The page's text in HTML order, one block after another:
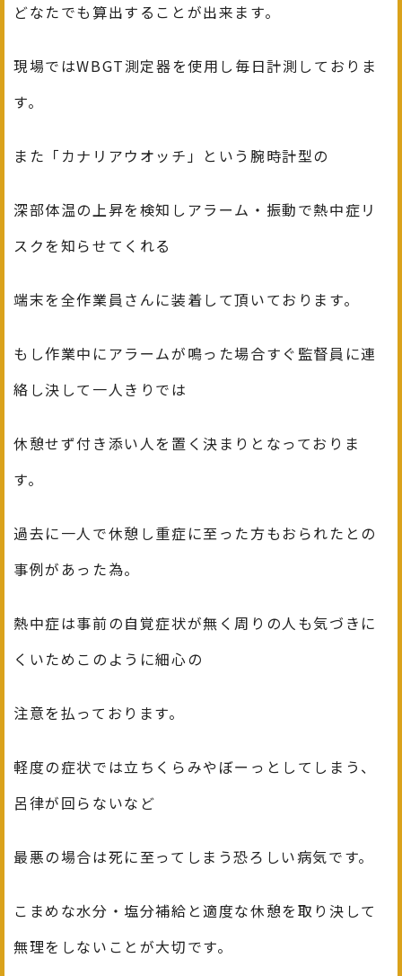
どなたでも算出することが出来ます。
現場ではWBGT測定器を使用し毎日計測しておりま
す。
また「カナリアウオッチ」という腕時計型の
深部体温の上昇を検知しアラーム・振動で熱中症リ
スクを知らせてくれる
端末を全作業員さんに装着して頂いております。
もし作業中にアラームが鳴った場合すぐ監督員に連
絡し決して一人きりでは
休憩せず付き添い人を置く決まりとなっておりま
す。
過去に一人で休憩し重症に至った方もおられたとの
事例があった為。
熱中症は事前の自覚症状が無く周りの人も気づきに
くいためこのように細心の
注意を払っております。
軽度の症状では立ちくらみやぼーっとしてしまう、
呂律が回らないなど
最悪の場合は死に至ってしまう恐ろしい病気です。
こまめな水分・塩分補給と適度な休憩を取り決して
無理をしないことが大切です。